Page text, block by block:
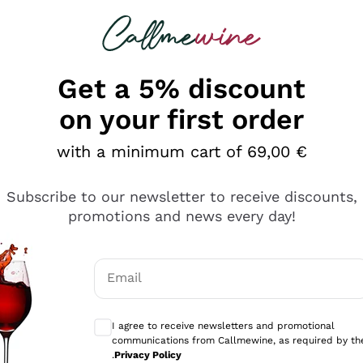
looking for
è male ma secondo me ci sono alternative che
Get a 5% discount
on your first order
with a minimum cart of 69,00 €
Subscribe to our newsletter to receive discounts,
promotions and news every day!
Email
I agree to receive newsletters and promotional
communications from Callmewine, as required by
.Privacy Policy